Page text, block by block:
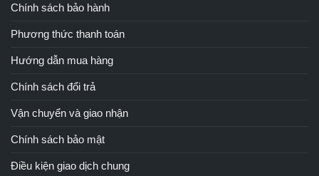
Chính sách bảo hành
Phương thức thanh toán
Hướng dẫn mua hàng
Chính sách đổi trả
Vận chuyển và giao nhận
Chính sách bảo mật
Điều kiện giao dịch chung